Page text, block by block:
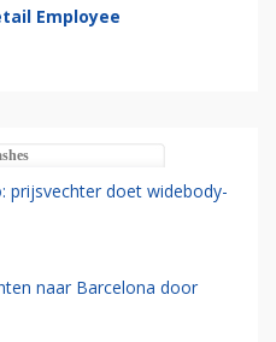
Employee
prijsvechter doet widebody-
naar Barcelona door